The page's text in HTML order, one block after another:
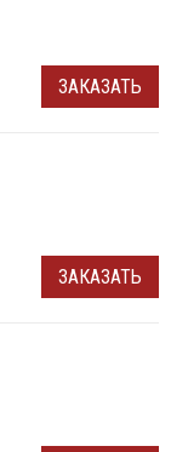
ЗАКАЗАТЬ
ЗАКАЗАТЬ